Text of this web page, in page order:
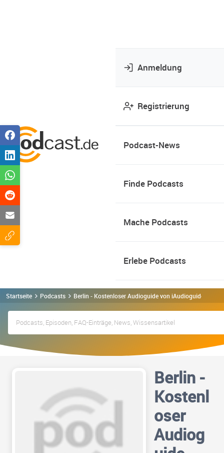
Anmeldung
Registrierung
Podcast-News
Finde Podcasts
Mache Podcasts
Erlebe Podcasts
Startseite Podcasts Berlin - Kostenloser Audioguide von iAudioguide.com
Berlin -
Kostenl
oser
Audiog